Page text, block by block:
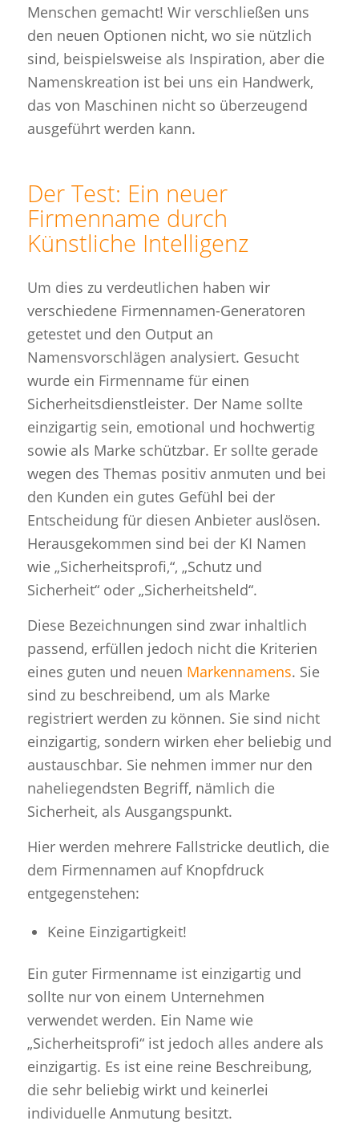
Menschen gemacht! Wir verschließen uns
den neuen Optionen nicht, wo sie nützlich
sind, beispielsweise als Inspiration, aber die
Namenskreation ist bei uns ein Handwerk,
das von Maschinen nicht so überzeugend
ausgeführt werden kann.
Der Test: Ein neuer
Firmenname durch
Künstliche Intelligenz
Um dies zu verdeutlichen haben wir
verschiedene Firmennamen-Generatoren
getestet und den Output an
Namensvorschlägen analysiert. Gesucht
wurde ein Firmenname für einen
Sicherheitsdienstleister. Der Name sollte
einzigartig sein, emotional und hochwertig
sowie als Marke schützbar. Er sollte gerade
wegen des Themas positiv anmuten und bei
den Kunden ein gutes Gefühl bei der
Entscheidung für diesen Anbieter auslösen.
Herausgekommen sind bei der KI Namen
wie „Sicherheitsprofi,“, „Schutz und
Sicherheit“ oder „Sicherheitsheld“.
Diese Bezeichnungen sind zwar inhaltlich
passend, erfüllen jedoch nicht die Kriterien
eines guten und neuen Markennamens. Sie
sind zu beschreibend, um als Marke
registriert werden zu können. Sie sind nicht
einzigartig, sondern wirken eher beliebig und
austauschbar. Sie nehmen immer nur den
naheliegendsten Begriff, nämlich die
Sicherheit, als Ausgangspunkt.
Hier werden mehrere Fallstricke deutlich, die
dem Firmennamen auf Knopfdruck
entgegenstehen:
Keine Einzigartigkeit!
Ein guter Firmenname ist einzigartig und
sollte nur von einem Unternehmen
verwendet werden. Ein Name wie
„Sicherheitsprofi“ ist jedoch alles andere als
einzigartig. Es ist eine reine Beschreibung,
die sehr beliebig wirkt und keinerlei
individuelle Anmutung besitzt.